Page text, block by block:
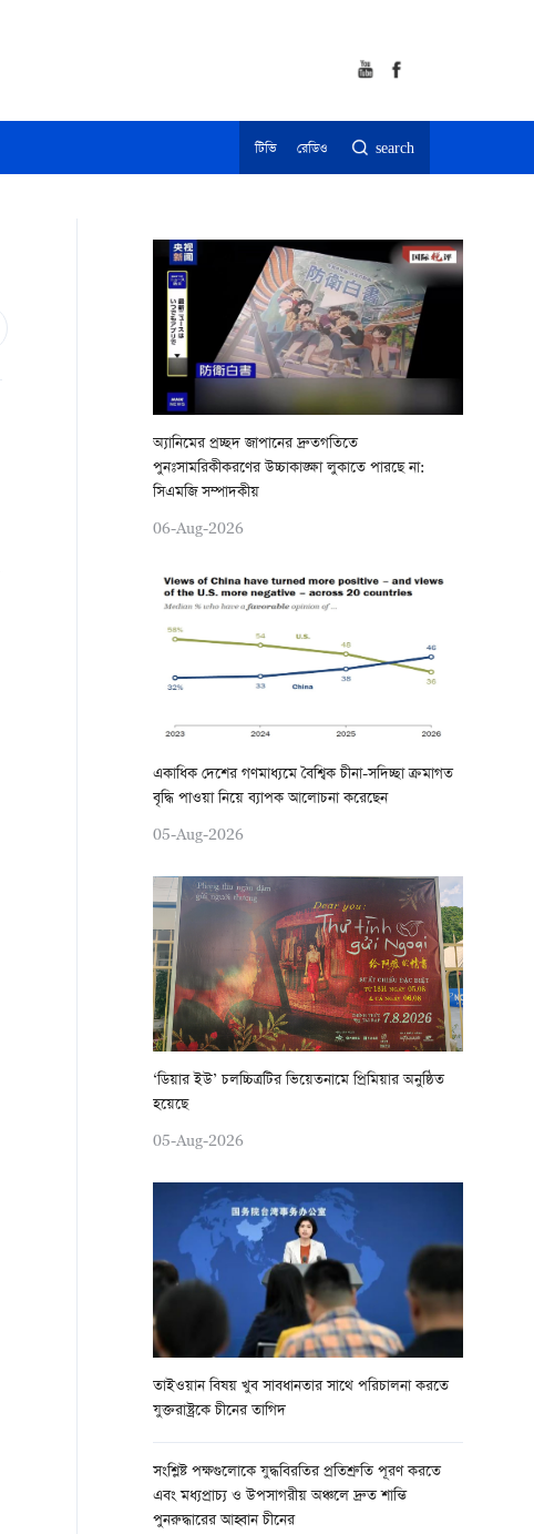
টিভি রেডিও search
অ্যানিমের প্রচ্ছদ জাপানের দ্রুতগতিতে
পুনঃসামরিকীকরণের উচ্চাকাঙ্ক্ষা লুকাতে পারছে না:
সিএমজি সম্পাদকীয়
06-Aug-2026
একাধিক দেশের গণমাধ্যমে বৈশ্বিক চীনা-সদিচ্ছা ক্রমাগত
বৃদ্ধি পাওয়া নিয়ে ব্যাপক আলোচনা করেছেন
05-Aug-2026
‘ডিয়ার ইউ’ চলচ্চিত্রটির ভিয়েতনামে প্রিমিয়ার অনুষ্ঠিত
হয়েছে
05-Aug-2026
তাইওয়ান বিষয় খুব সাবধানতার সাথে পরিচালনা করতে
যুক্তরাষ্ট্রকে চীনের তাগিদ
সংশ্লিষ্ট পক্ষগুলোকে যুদ্ধবিরতির প্রতিশ্রুতি পূরণ করতে
এবং মধ্যপ্রাচ্য ও উপসাগরীয় অঞ্চলে দ্রুত শান্তি
পুনরুদ্ধারের আহ্বান চীনের